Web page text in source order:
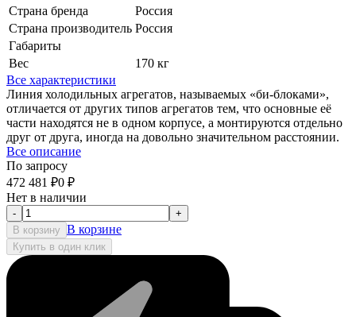
Страна бренда
Россия
Страна производитель Россия
Габариты
Вес
170 кг
Все характеристики
Линия холодильных агрегатов, называемых «би-блоками»,
отличается от других типов агрегатов тем, что основные её
части находятся не в одном корпусе, а монтируются отдельно
друг от друга, иногда на довольно значительном расстоянии.
Все описание
По запросу
472 481 ₽0 ₽
Нет в наличии
-
+
В корзину В корзине
Купить в один клик